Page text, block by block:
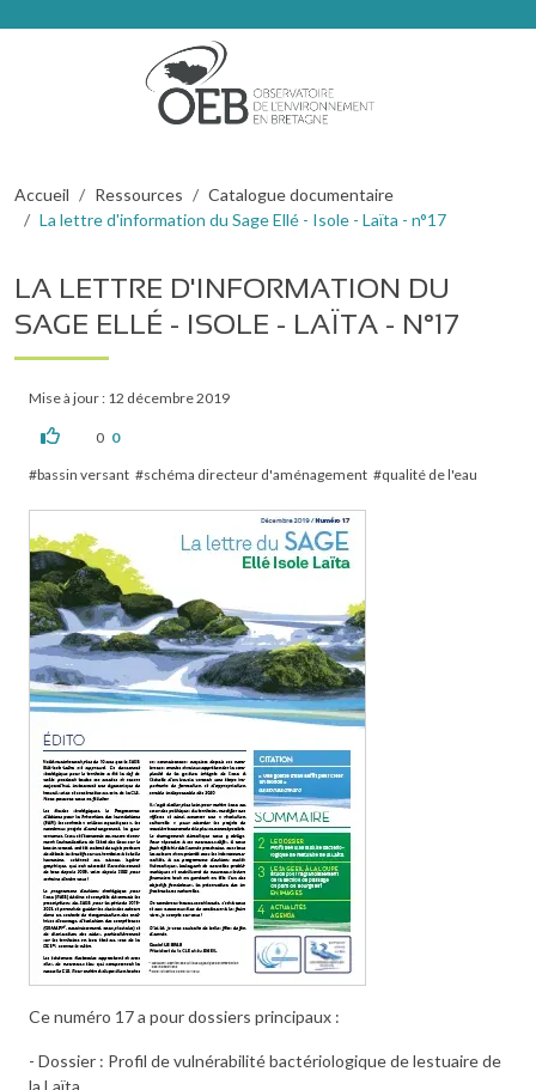
Fil d'Ariane
Accueil Ressources
Catalogue documentaire
La lettre d'information du Sage Ellé - Isole - Laïta - n°17
LA LETTRE D'INFORMATION DU
SAGE ELLÉ - ISOLE - LAÏTA - N°17
Mise à jour : 12 décembre 2019
0 0
bassin versant schéma directeur d'aménagement qualité de l'eau
Ce numéro 17 a pour dossiers principaux :
- Dossier : Profil de vulnérabilité bactériologique de lestuaire de
la Laïta